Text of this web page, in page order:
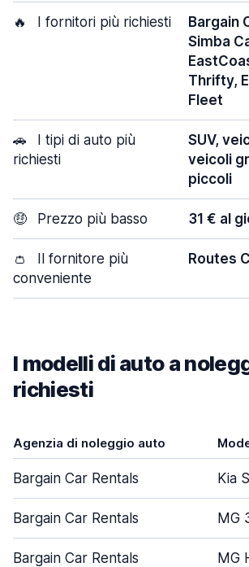
🔥 I fornitori più richiesti
Bargain
Simba
Thrifty,
Fleet
🚗
I tipi di auto più
richiesti
SUV,
veicoli
piccoli
🤑 Prezzo più basso 31 € al
👛
Il fornitore più
conveniente
Routes
I modelli di auto a
richiesti
Agenzia di noleggio auto
Bargain Car Rentals Kia
Bargain Car Rentals MG
Bargain Car Rentals MG